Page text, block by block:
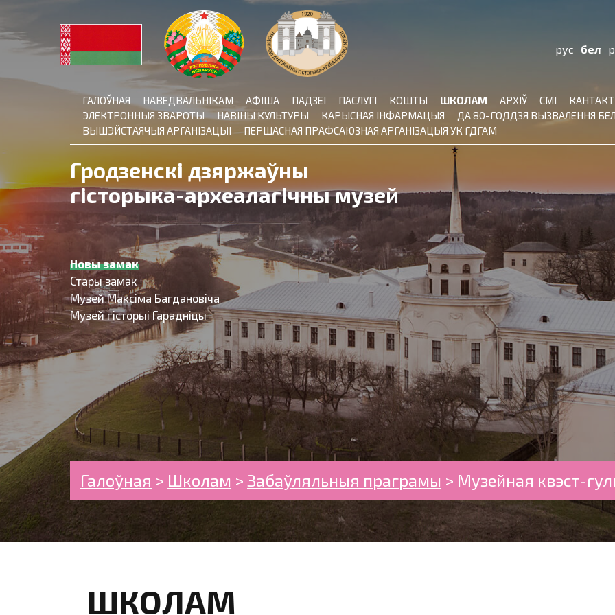
content
рус бел
ГАЛОЎНАЯ НАВЕДВАЛЬНІКАМ АФІША ПАДЗЕІ ПАСЛУГІ КОШТЫ ШКОЛАМ АРХІЎ СМІ
ЭЛЕКТРОННЫЯ ЗВАРОТЫ
НАВІНЫ КУЛЬТУРЫ КАРЫСНАЯ ІНФАРМАЦЫЯ
ДА 80-ГОДДЗЯ ВЫЗВАЛЕННЯ
ВЫШЭЙСТАЯЧЫЯ АРГАНІЗАЦЫІ
ПЕРШАСНАЯ ПРАФСАЮЗНАЯ АРГАНІЗАЦЫЯ УК ГДГАМ
Гродзенскі дзяржаўны
гісторыка-археалагічны музей
Новы замак
Стары замак
Музей Максіма Багдановіча
Музей гісторыі Гарадніцы
Галоўная > Школам > Забаўляльныя праграмы > Музейная квэст-
ШКОЛАМ